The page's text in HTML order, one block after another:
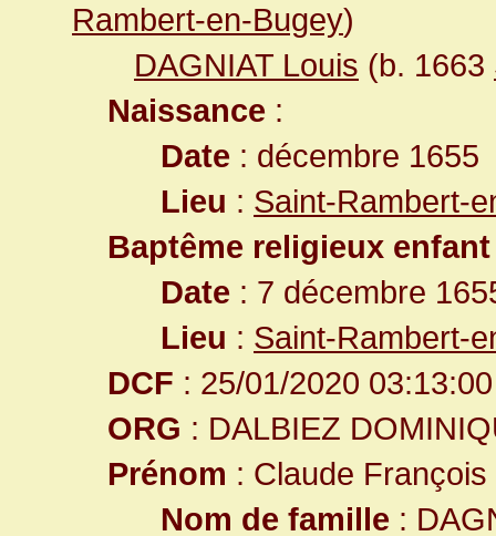
Rambert-en-Bugey)
DAGNIAT Louis (b. 1663
Naissance :
Date : décembre 1655
Lieu : Saint-Rambert-
Baptême religieux enfant
Date : 7 décembre
Lieu : Saint-Rambert-
DCF : 25/01/2020 03:13:00
ORG : DALBIEZ
Prénom : Claude François
Nom de famille :